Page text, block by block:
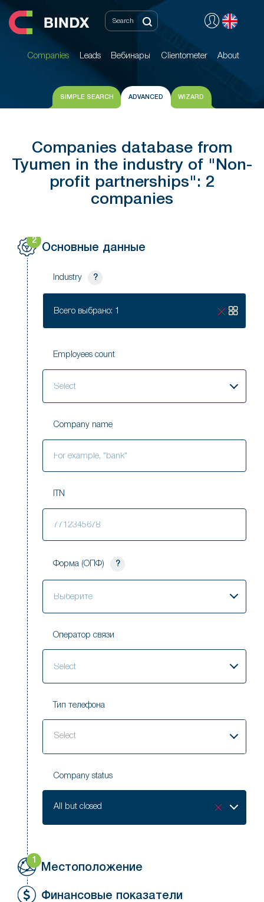
Companies Leads Вебинары Clientometer About
Companies Leads Вебинары Clientometer About
SIMPLE SEARCH ADVANCED WIZARD
Companies database from
Tyumen in the industry of "Non-
profit partnerships": 2
companies
Основные данные
2
Industry ?
Всего выбрано: 1
Employees count
Company name
ITN
Форма (ОПФ) ?
Оператор связи
Тип телефона
Select
Company status
All but closed
status
Местоположение
1
Финансовые показатели